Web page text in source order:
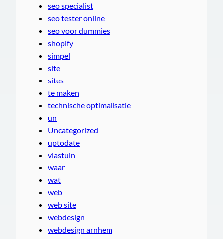
seo specialist
seo tester online
seo voor dummies
shopify
simpel
site
sites
te maken
technische optimalisatie
un
Uncategorized
uptodate
vlastuin
waar
wat
web
web site
webdesign
webdesign arnhem